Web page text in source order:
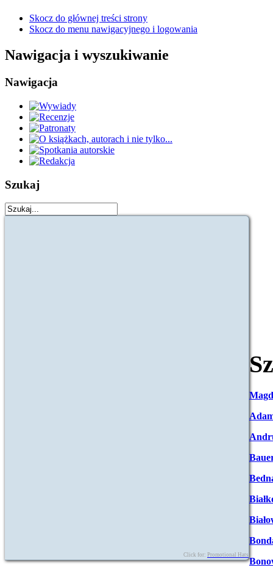
Skocz do głównej treści strony
Skocz do menu nawigacyjnego i logowania
Nawigacja i wyszukiwanie
Nawigacja
Szukaj
Click for: Promotional Hats